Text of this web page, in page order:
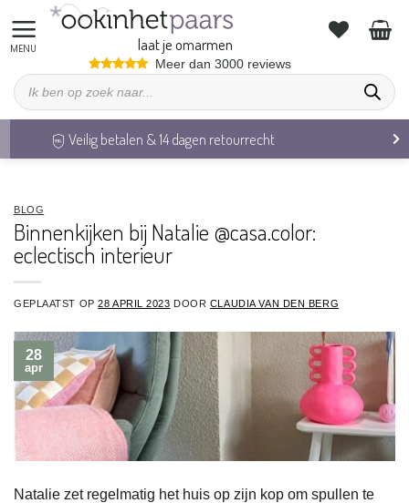
naar
inhoud
laat je omarmen
Meer dan 3000 reviews
Producten
zoeken
Veilig betalen & 14 dagen retourrecht
BLOG
Binnenkijken bij Natalie @casa.color:
eclectisch interieur
GEPLAATST OP28 APRIL 2023 DOOR CLAUDIA VAN DEN BERG
28
apr
Natalie zet regelmatig het huis op zijn kop om spullen te